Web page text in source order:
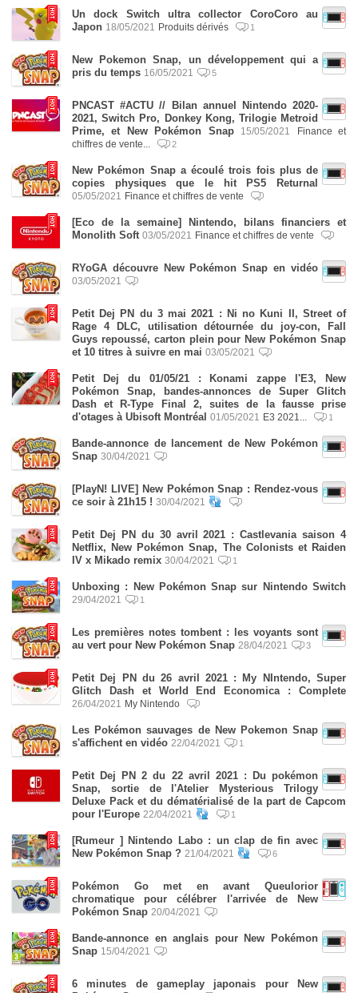
Un dock Switch ultra collector CoroCoro au
Japon 18/05/2021 Produits dérivés 1
New Pokemon Snap, un développement qui a
pris du temps 16/05/2021 5
PNCAST #ACTU // Bilan annuel Nintendo 2020-
2021, Switch Pro, Donkey Kong, Trilogie Metroid
Prime, et New Pokémon Snap
15/05/2021
Finance et
chiffres de vente...
2
New Pokémon Snap a écoulé trois fois plus de
copies physiques que le hit PS5 Returnal
05/05/2021 Finance et chiffres de vente
[Eco de la semaine] Nintendo, bilans financiers et
Monolith Soft 03/05/2021 Finance et chiffres de vente
RYoGA découvre New Pokémon Snap en vidéo
03/05/2021
Petit Dej PN du 3 mai 2021 : Ni no Kuni II, Street of
Rage 4 DLC, utilisation détournée du joy-con, Fall
Guys repoussé, carton plein pour New Pokémon Snap
et 10 titres à suivre en mai 03/05/2021
Petit Dej du 01/05/21 : Konami zappe l'E3, New
Pokémon Snap, bandes-annonces de Super Glitch
Dash et R-Type Final 2, suites de la fausse prise
d'otages à Ubisoft Montréal 01/05/2021 E3 2021... 1
Bande-annonce de lancement de New Pokémon
Snap 30/04/2021
[PlayN! LIVE] New Pokémon Snap : Rendez-vous
ce soir à 21h15 ! 30/04/2021
Petit Dej PN du 30 avril 2021 : Castlevania saison 4
Netflix, New Pokémon Snap, The Colonists et Raiden
IV x Mikado remix 30/04/2021 1
Unboxing : New Pokémon Snap sur Nintendo Switch
29/04/2021 1
Les premières notes tombent : les voyants sont
au vert pour New Pokémon Snap 28/04/2021 3
Petit Dej PN du 26 avril 2021 : My NIntendo, Super
Glitch Dash et World End Economica : Complete
26/04/2021 My Nintendo
Les Pokémon sauvages de New Pokemon Snap
s'affichent en vidéo 22/04/2021 1
Petit Dej PN 2 du 22 avril 2021 : Du pokémon
Snap, sortie de l'Atelier Mysterious Trilogy
Deluxe Pack et du dématérialisé de la part de Capcom
pour l'Europe 22/04/2021 1
[Rumeur ] Nintendo Labo : un clap de fin avec
New Pokémon Snap ? 21/04/2021 6
Pokémon Go met en avant Queulorior
chromatique pour célébrer l'arrivée de New
Pokémon Snap 20/04/2021
Bande-annonce en anglais pour New Pokémon
Snap 15/04/2021
6 minutes de gameplay japonais pour New